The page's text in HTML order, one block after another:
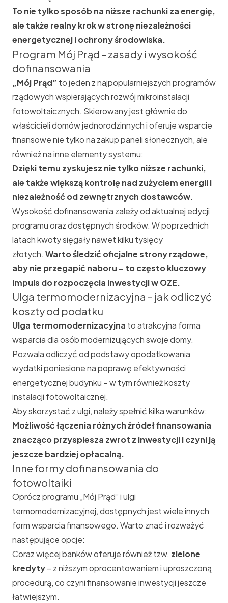
To nie tylko sposób na niższe rachunki za energię,
ale także realny krok w stronę niezależności
energetycznej i ochrony środowiska.
Program Mój Prąd – zasady i wysokość
dofinansowania
„Mój Prąd” to jeden z najpopularniejszych programów
rządowych wspierających rozwój mikroinstalacji
fotowoltaicznych. Skierowany jest głównie do
właścicieli domów jednorodzinnych i oferuje wsparcie
finansowe nie tylko na zakup paneli słonecznych, ale
również na inne elementy systemu:
Dzięki temu zyskujesz nie tylko niższe rachunki,
ale także większą kontrolę nad zużyciem energii i
niezależność od zewnętrznych dostawców.
Wysokość dofinansowania zależy od aktualnej edycji
programu oraz dostępnych środków. W poprzednich
latach kwoty sięgały nawet kilku tysięcy
złotych. Warto śledzić oficjalne strony rządowe,
aby nie przegapić naboru – to często kluczowy
impuls do rozpoczęcia inwestycji w OZE.
Ulga termomodernizacyjna – jak odliczyć
koszty od podatku
Ulga termomodernizacyjna to atrakcyjna forma
wsparcia dla osób modernizujących swoje domy.
Pozwala odliczyć od podstawy opodatkowania
wydatki poniesione na poprawę efektywności
energetycznej budynku – w tym również koszty
instalacji fotowoltaicznej.
Aby skorzystać z ulgi, należy spełnić kilka warunków:
Możliwość łączenia różnych źródeł finansowania
znacząco przyspiesza zwrot z inwestycji i czyni ją
jeszcze bardziej opłacalną.
Inne formy dofinansowania do
fotowoltaiki
Oprócz programu „Mój Prąd” i ulgi
termomodernizacyjnej, dostępnych jest wiele innych
form wsparcia finansowego. Warto znać i rozważyć
następujące opcje:
Coraz więcej banków oferuje również tzw. zielone
kredyty– z niższym oprocentowaniem i uproszczoną
procedurą, co czyni finansowanie inwestycji jeszcze
łatwiejszym.